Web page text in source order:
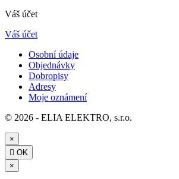
Váš účet
Váš účet
Osobní údaje
Objednávky
Dobropisy
Adresy
Moje oznámení
© 2026 - ELIA ELEKTRO, s.r.o.
×
 OK
×